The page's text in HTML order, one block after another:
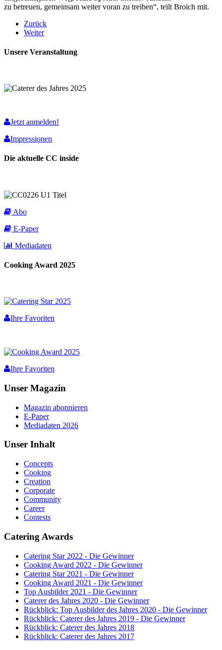
zu betreuen, gemeinsam weiter voran zu treiben“, teilt Broich mit.
Zurück
Weiter
Unsere Veranstaltung
Jetzt anmelden!
Impressionen
Die aktuelle CC inside
Abo
E-Paper
Mediadaten
Cooking Award 2025
Ihre Favoriten
Ihre Favoriten
Unser Magazin
Magazin abonnieren
E-Paper
Mediadaten 2026
Unser Inhalt
Concepts
Cooking
Creation
Corporate
Community
Career
Contests
Catering Awards
Catering Star 2022 - Die Gewinner
Cooking Award 2022 - Die Gewinner
Catering Star 2021 - Die Gewinner
Cooking Award 2021 - Die Gewinner
Top Ausbilder 2021 - Die Gewinner
Caterer des Jahres 2020 - Die Gewinner
Rückblick: Top Ausbilder des Jahres 2020 - Die Gewinner
Rückblick: Caterer des Jahres 2019 - Die Gewinner
Rückblick: Caterer des Jahres 2018
Rückblick: Caterer des Jahres 2017